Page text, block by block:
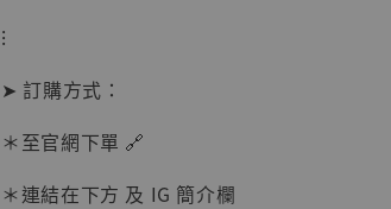
【現貨】
BJSTUDIO 1/6系列
可動蒐藏人偶 讓子
彈飛 鵝城縣長 張麻
⁝
➤ 訂購方式：
＊至官網下單 🔗
＊連結在下方 及 IG 簡介欄